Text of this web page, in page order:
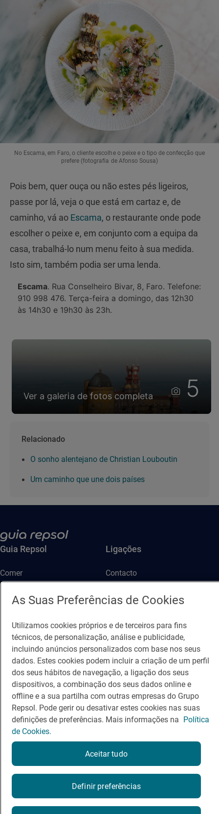
No Escama, em Faro, o cliente escolhe o peixe e o tipo de confecção que
prefere (fotografia de Afonso Sousa)
Pois bem, quer ouça ou não estes pés ligeiros,
passe por lá, veja o que está em cartaz e, de
caminho, vá ao Escama, o restaurante onde pode
escolher o peixe e, em conjunto com a equipa da
casa, trabalhá-lo num menu feito à sua medida.
Isto sim, também podia ser uma lenda.
Escama. Rua Conselheiro Bivar, 8, Faro. Telefone:
910 998 476. Terça-feira a domingo, das 12h30
às 14h30 e 19h30 às 23h.
Ver a galeria de fotos completa 5
Relacionado
O sonho alentejano de Christian Louboutin
Um caminho que une dois países
Guia Repsol
Comer
Ligações
Contacto
Política de Privacidade Política de Cookies Nota legal
Termos de Serviço
© Repsol S.A. 2000- 2026
As Suas Preferências de Cookies
Utilizamos cookies próprios e de terceiros para fins
técnicos, de personalização, análise e publicidade,
incluindo anúncios personalizados com base nos seus
dados. Estes cookies podem incluir a criação de um perfil
dos seus hábitos de navegação, a ligação dos seus
dispositivos, a combinação dos seus dados online e
offline e a sua partilha com outras empresas do Grupo
Repsol. Pode gerir ou desativar estes cookies nas suas
definições de preferências. Mais informações na Política
de Cookies.
Definir preferências
Aceitar tudo